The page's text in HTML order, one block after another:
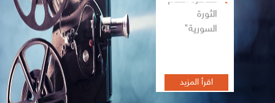
الثورة
السورية"
اقرأ المزيد